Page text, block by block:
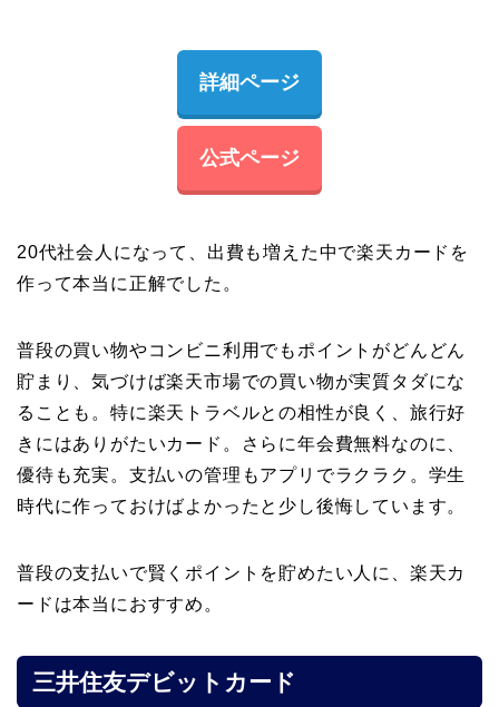
詳細ページ
公式ページ
20代社会人になって、出費も増えた中で楽天カードを
作って本当に正解でした。
普段の買い物やコンビニ利用でもポイントがどんどん
貯まり、気づけば楽天市場での買い物が実質タダにな
ることも。特に楽天トラベルとの相性が良く、旅行好
きにはありがたいカード。さらに年会費無料なのに、
優待も充実。支払いの管理もアプリでラクラク。学生
時代に作っておけばよかったと少し後悔しています。
普段の支払いで賢くポイントを貯めたい人に、楽天カ
ードは本当におすすめ。
三井住友デビットカード